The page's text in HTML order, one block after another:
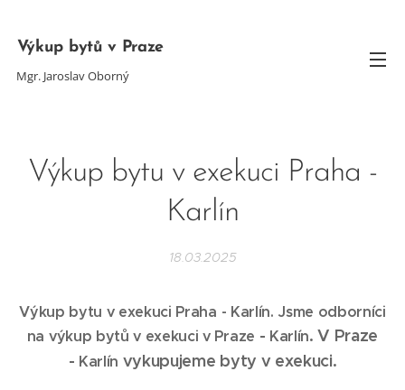
Výkup bytů v Praze
Mgr. Jaroslav Oborný
Výkup bytu v exekuci Praha -
Karlín
18.03.2025
Výkup bytu v exekuci Praha - Karlín. Jsme odborníci
na výkup bytů v exekuci v Praze - Karlín. V Praze
- Karlín vykupujeme byty v exekuci.